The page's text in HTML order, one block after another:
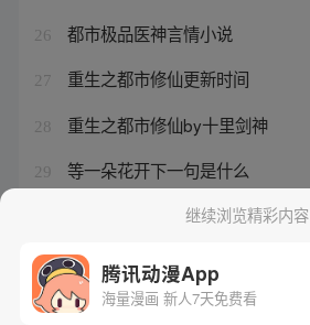
26 都市极品医神言情小说
27 重生之都市修仙更新时间
28 重生之都市修仙by十里剑神
29 等一朵花开下一句是什么
异世邪君全文在线阅读继续浏览精彩内容
腾讯动漫App
海量漫画 新人7天免费看